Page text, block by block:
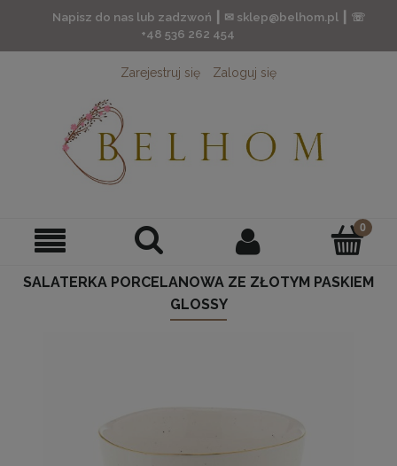
Napisz do nas lub zadzwoń ┃ ✉ sklep@belhom.pl ┃ ☏
+48 536 262 454
Zarejestruj się Zaloguj się
SALATERKA PORCELANOWA ZE ZŁOTYM PASKIEM
GLOSSY